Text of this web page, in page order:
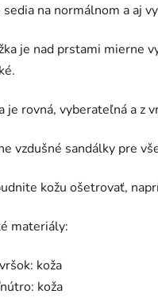
sedia na normálnom a aj
je nad prstami mierne
je rovná, vyberateľná a z
vzdušné sandálky pre
kožu ošetrovať,
materiály:
koža
koža